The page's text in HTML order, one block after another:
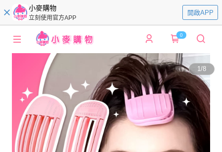
小麥購物
立刻使用官方APP
開啟APP
0
1/8